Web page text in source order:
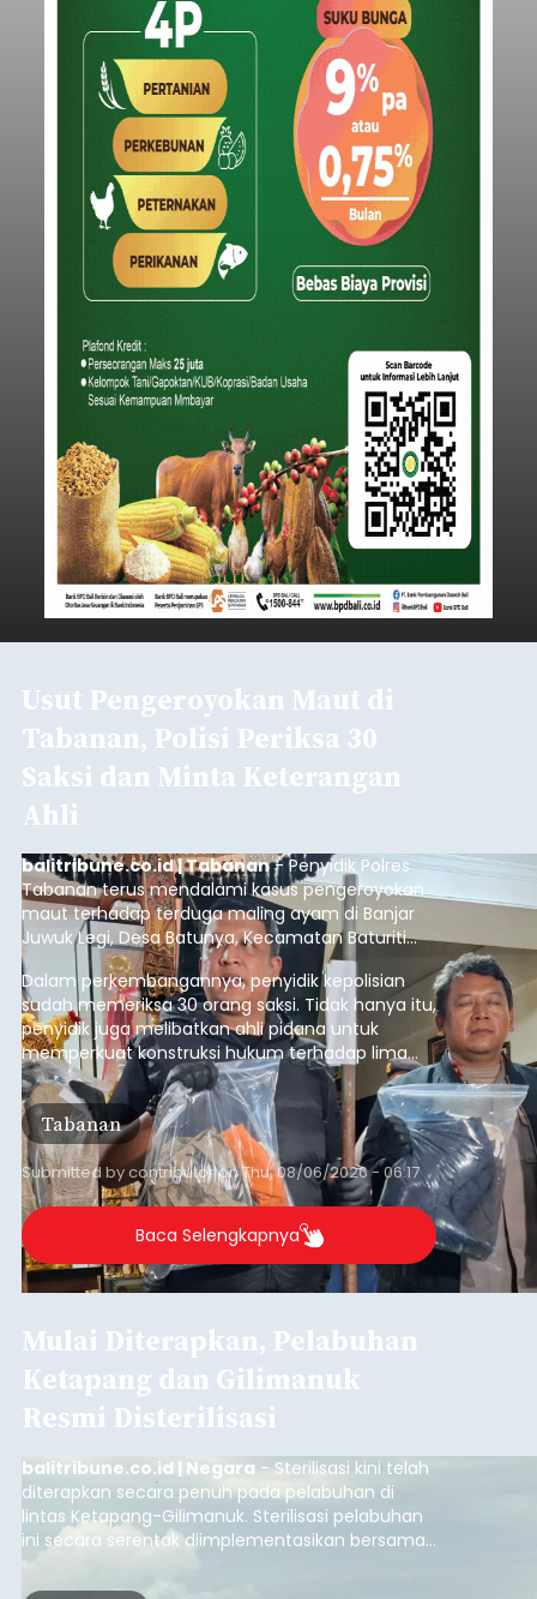
Usut Pengeroyokan Maut di
Tabanan, Polisi Periksa 30
Saksi dan Minta Keterangan
Ahli
balitribune.co.id | Tabanan- Penyidik Polres
Tabanan terus mendalami kasus pengeroyokan
maut terhadap terduga maling ayam di Banjar
Juwuk Legi, Desa Batunya, Kecamatan Baturiti
yang terjadi beberapa waktu lalu.
Dalam perkembangannya, penyidik kepolisian
sudah memeriksa 30 orang saksi. Tidak hanya itu,
penyidik juga melibatkan ahli pidana untuk
memperkuat konstruksi hukum terhadap lima
orang tersangka yang saat ini ditahan.
Tabanan
Submitted bycontributoronThu, 08/06/2026 - 06:17
Baca Selengkapnya
Mulai Diterapkan, Pelabuhan
Ketapang dan Gilimanuk
Resmi Disterilisasi
balitribune.co.id | Negara - Sterilisasi kini telah
diterapkan secara penuh pada pelabuhan di
lintas Ketapang-Gilimanuk. Sterilisasi pelabuhan
ini secara serentak diimplementasikan bersama
empat pelabuhan utama lainnya, yakni
Pelabuhan Merak, Bakauheni, Kayangan, dan